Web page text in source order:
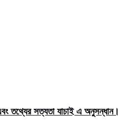
তথ্যের সত্যতা যাচাই এ অনুসন্ধান।